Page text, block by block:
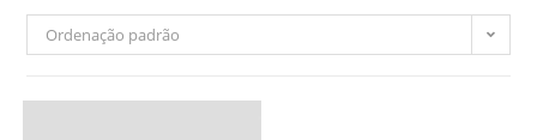
Ordenação padrão